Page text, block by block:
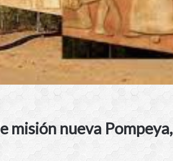
misión nueva Pompeya,